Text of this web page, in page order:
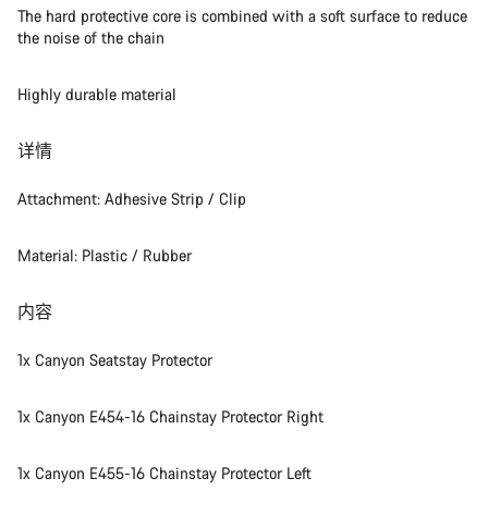
The hard protective core is combined with a soft surface to reduce
the noise of the chain
Highly durable material
详情
Attachment: Adhesive Strip / Clip
Material: Plastic / Rubber
内容
1x Canyon Seatstay Protector
1x Canyon E454-16 Chainstay Protector Right
1x Canyon E455-16 Chainstay Protector Left
我们的客户支持专家正在等待为您答疑解惑。